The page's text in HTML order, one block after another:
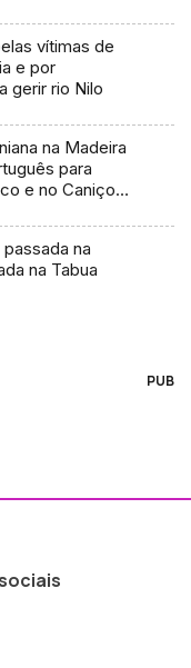
vítimas de
e por
gerir rio Nilo
na Madeira
para
e no Caniço
na
na Tabua
PUB
ao